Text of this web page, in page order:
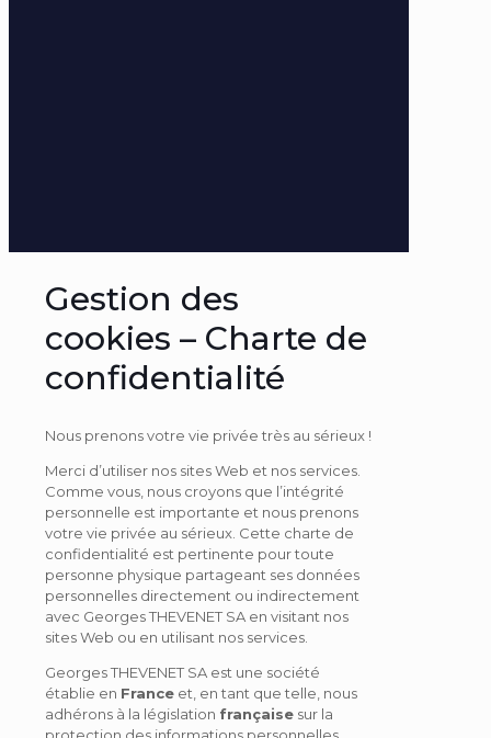
Gestion des
cookies – Charte de
confidentialité
Nous prenons votre vie privée très au sérieux !
Merci d’utiliser nos sites Web et nos services.
Comme vous, nous croyons que l’intégrité
personnelle est importante et nous prenons
votre vie privée au sérieux. Cette charte de
confidentialité est pertinente pour toute
personne physique partageant ses données
personnelles directement ou indirectement
avec Georges THEVENET SA en visitant nos
sites Web ou en utilisant nos services.
Georges THEVENET SA est une société
établie en France et, en tant que telle, nous
adhérons à la législation française sur la
protection des informations personnelles